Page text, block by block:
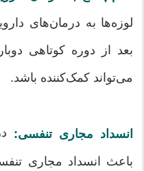
لوزه‌ها به درمان‌های
بعد از دوره کوتاهی
می‌تواند کمک‌کننده باشد.
انسداد مجاری تنفسی:
باعث انسداد مجاری